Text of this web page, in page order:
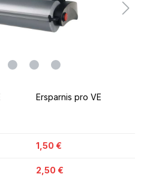
Ersparnis pro VE
1,50 €
2,50 €